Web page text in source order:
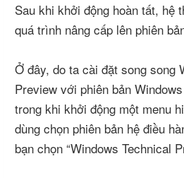
Sau khi khởi động hoàn tất, hệ
quá trình nâng cấp lên phiên
Ở đây, do ta cài đặt song song
Preview với phiên bản
trong khi khởi động một menu
dùng chọn phiên bản hệ điều
bạn chọn “Windows Technical